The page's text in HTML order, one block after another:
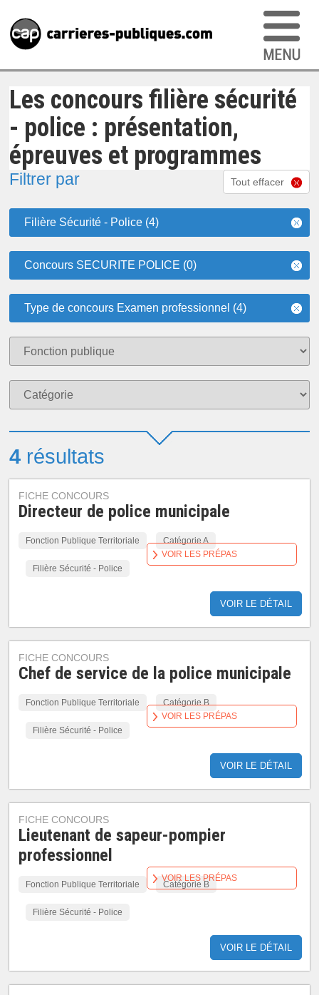
Les concours filière sécurité
- police : présentation,
épreuves et programmes
Filtrer par Tout effacer
Filière Sécurité - Police (4)
Concours SECURITE POLICE (0)
Type de concours Examen professionnel (4)
4 résultats
FICHE CONCOURS
Directeur de police municipale
Fonction Publique Territoriale Catégorie A
Filière Sécurité - Police
VOIR LE DÉTAIL
VOIR LES PRÉPAS
FICHE CONCOURS
Chef de service de la police municipale
Fonction Publique Territoriale Catégorie B
Filière Sécurité - Police
VOIR LE DÉTAIL
VOIR LES PRÉPAS
FICHE CONCOURS
Lieutenant de sapeur-pompier
professionnel
Fonction Publique Territoriale Catégorie B
Filière Sécurité - Police
VOIR LE DÉTAIL
VOIR LES PRÉPAS